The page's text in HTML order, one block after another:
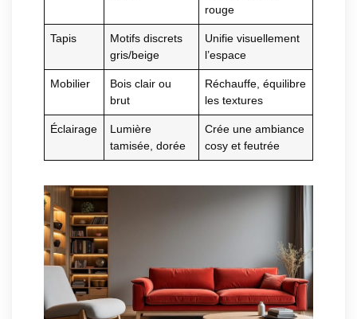
rouge
Tapis
Motifs discrets
gris/beige
Unifie visuellement
l’espace
Mobilier
Bois clair ou
brut
Réchauffe, équilibre
les textures
Éclairage
Lumière
tamisée, dorée
Crée une ambiance
cosy et feutrée